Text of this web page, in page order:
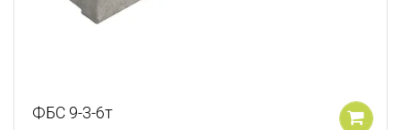
ФБС 9-3-6т